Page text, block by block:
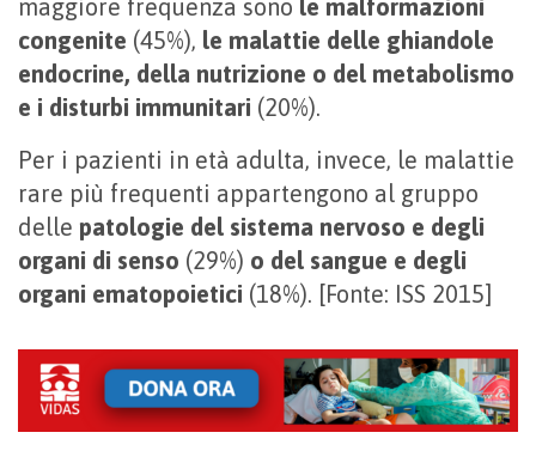
maggiore frequenza sono le malformazioni
congenite (45%), le malattie delle ghiandole
endocrine, della nutrizione o del metabolismo
e i disturbi immunitari (20%).
Per i pazienti in età adulta, invece, le malattie
rare più frequenti appartengono al gruppo
delle patologie del sistema nervoso e degli
organi di senso (29%) o del sangue e degli
organi ematopoietici (18%). [Fonte: ISS 2015]